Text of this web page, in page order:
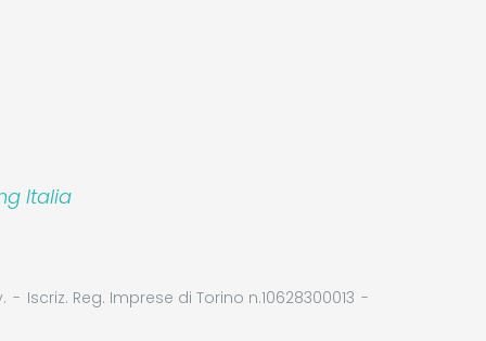
Italia
Iscriz. Reg. Imprese di Torino n.10628300013